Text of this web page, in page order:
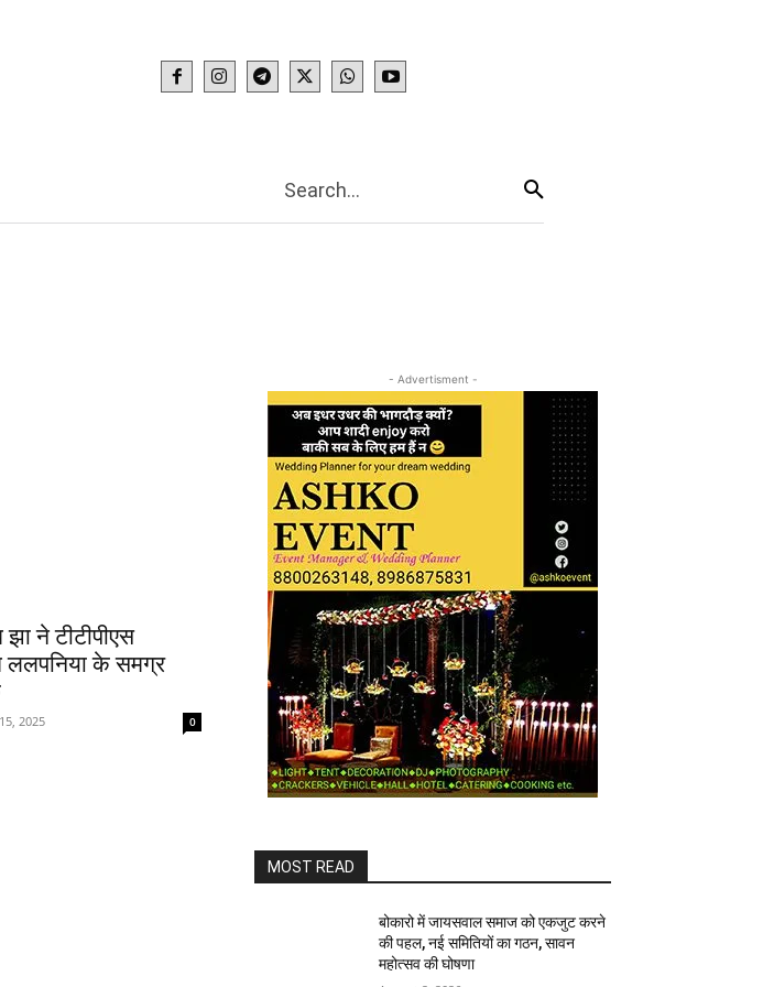
WEB STORIES More
Search...
ने टीटीपीएस
ललपनिया के समग्र
2025 0
- Advertisment -
MOST READ
बोकारो में जायसवाल समाज को एकजुट करने
की पहल, नई समितियों का गठन, सावन
महोत्सव की घोषणा